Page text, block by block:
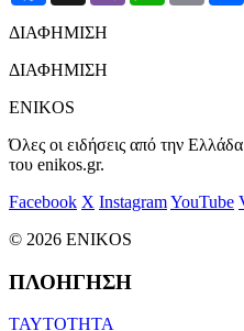
ΔΙΑΦΗΜΙΣΗ
ΔΙΑΦΗΜΙΣΗ
ENIKOS
Όλες οι ειδήσεις από την
του enikos.gr.
Facebook X InstagramYouTube
© 2026 ENIKOS
ΠΛΟΗΓΗΣΗ
ΤΑΥΤΟΤΗΤΑ